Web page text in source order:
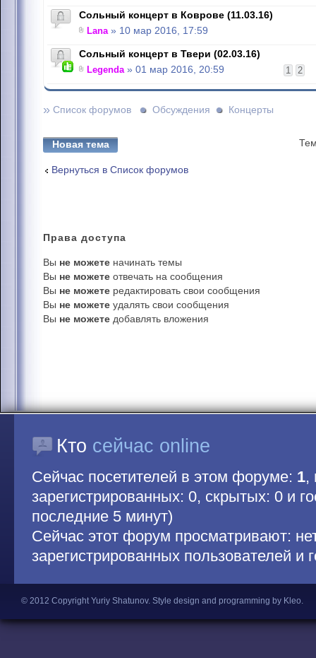
Сольный концерт в Коврове (11.03.16)
Lana» 10 мар 2016, 17:59
Сольный концерт в Твери (02.03.16)
1 2
Legenda» 01 мар 2016, 20:59
» Список форумов Обсуждения Концерты
Новая тема
Вернуться в Список форумов
Права доступа
Вы не можете начинать темы
Вы не можете отвечать на сообщения
Вы не можете редактировать свои сообщения
Вы не можете удалять свои сообщения
Вы не можете добавлять вложения
Кто сейчас online
Сейчас посетителей в этом форуме: 1,
зарегистрированных: 0, скрытых: 0 и
последние 5 минут)
Сейчас этот форум просматривают:
зарегистрированных пользователей и
© 2012 Copyright Yuriy Shatunov. Style design and programming by Kleo.